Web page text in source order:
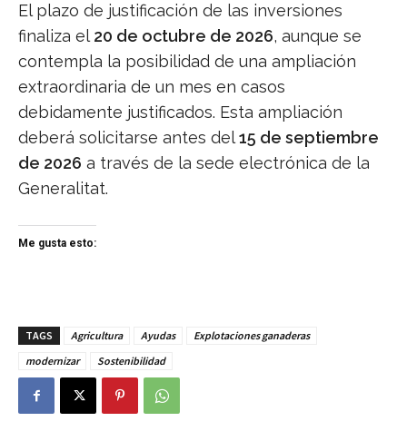
El plazo de justificación de las inversiones
finaliza el 20 de octubre de 2026, aunque se
contempla la posibilidad de una ampliación
extraordinaria de un mes en casos
debidamente justificados. Esta ampliación
deberá solicitarse antes del15 de septiembre
de 2026 a través de la sede electrónica de la
Generalitat.
Me gusta esto:
TAGS Agricultura Ayudas
Explotaciones ganaderas
modernizar
Sostenibilidad